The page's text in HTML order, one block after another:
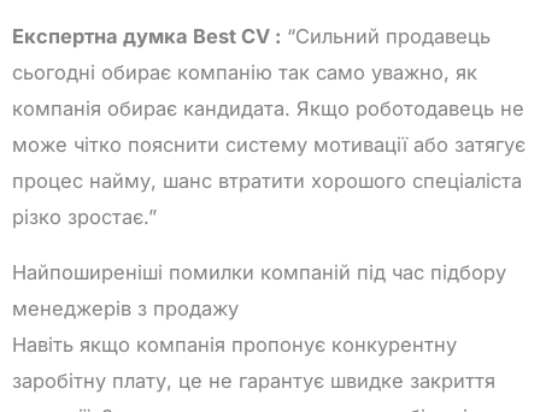
Експертна думка Best CV : “Сильний продавець
сьогодні обирає компанію так само уважно, як
компанія обирає кандидата. Якщо роботодавець не
може чітко пояснити систему мотивації або затягує
процес найму, шанс втратити хорошого спеціаліста
різко зростає.”
Найпоширеніші помилки компаній під час підбору
менеджерів з продажу
Навіть якщо компанія пропонує конкурентну
заробітну плату, це не гарантує швидке закриття